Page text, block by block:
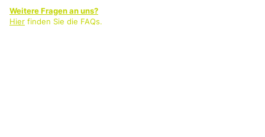
Weitere Fragen an uns?
Hier finden Sie die FAQs.